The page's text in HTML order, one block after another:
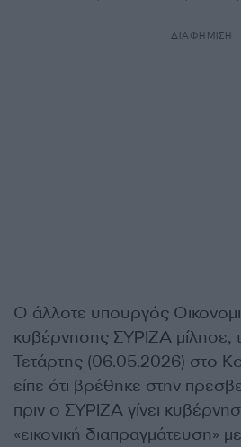
ΔΙΑΦΗΜΙΣΗ
Ο άλλοτε υπουργός
κυβέρνησης ΣΥΡΙΖΑ μίλησε,
Τετάρτης (06.05.2026) στο
είπε ότι βρέθηκε στην
πριν ο ΣΥΡΙΖΑ γίνει
«εικονική διαπραγμάτευση»